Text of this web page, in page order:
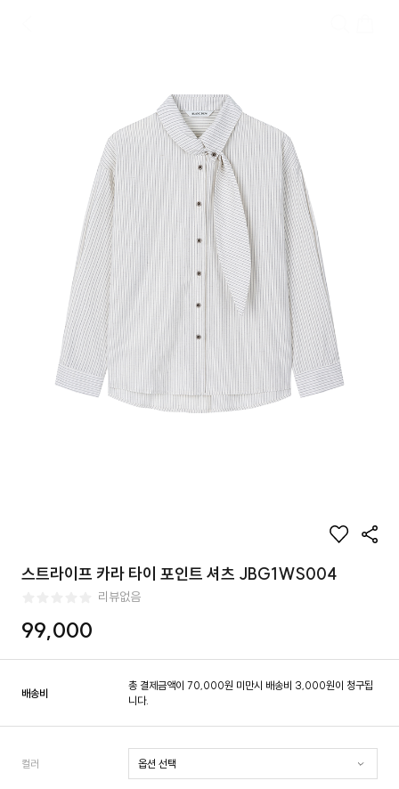
스트라이프 카라 타이 포인트 셔츠 JBG1WS004
리뷰없음
99,000
배송비
총 결제금액이 70,000원 미만시 배송비 3,000원이 청구됩
니다.
컬러